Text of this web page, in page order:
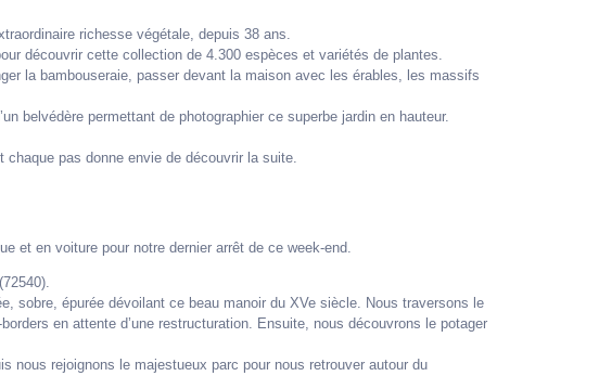
richesse végétale, depuis 38 ans.
découvrir cette collection de 4.300 espèces et variétés de plantes.
la bambouseraie, passer devant la maison avec les érables, les massifs
belvédère permettant de photographier ce superbe jardin en hauteur.
pas donne envie de découvrir la suite.
et en voiture pour notre dernier arrêt de ce week-end.
sobre, épurée dévoilant ce beau manoir du XVe siècle. Nous traversons le
en attente d’une restructuration. Ensuite, nous découvrons le potager
nous rejoignons le majestueux parc pour nous retrouver autour du